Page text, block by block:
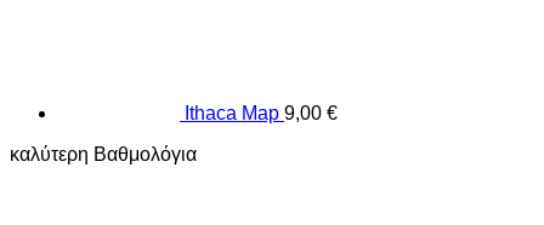
Ithaca Map 9,00 €
καλύτερη Βαθμολόγια